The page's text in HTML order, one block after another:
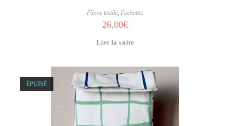
Pièces textile, Pochettes
26,00€
Lire la suite
ÉPUISÉ